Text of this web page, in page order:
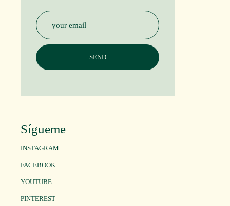
Sígueme
INSTAGRAM
FACEBOOK
YOUTUBE
PINTEREST